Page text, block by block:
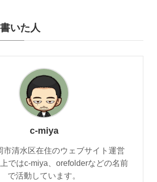
いた人
c-miya
市清水区在住のウェブサイト運営
ではc-miya、orefolderなどの名前
で活動しています。